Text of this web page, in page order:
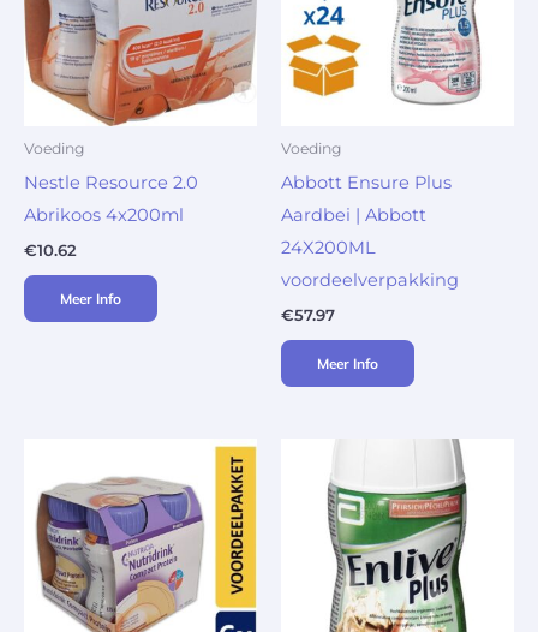
Voeding
Nestle Resource 2.0
Abrikoos 4x200ml
€10.62
Meer Info
Voeding
Abbott Ensure Plus
Aardbei | Abbott
24X200ML
voordeelverpakking
€57.97
Meer Info